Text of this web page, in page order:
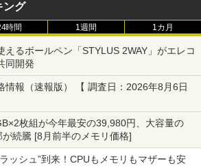
ング
時間 1週間 1カ月
えるボールペン「STYLUS 2WAY」がエレコ
同開発
情報（速報版） 【 調査日：2026年8月6日
枚組が今年最安の39,980円、大容量の
が続騰 [8月前半のメモリ価格]
ッシュ”到来！CPUもメモリもマザーも安